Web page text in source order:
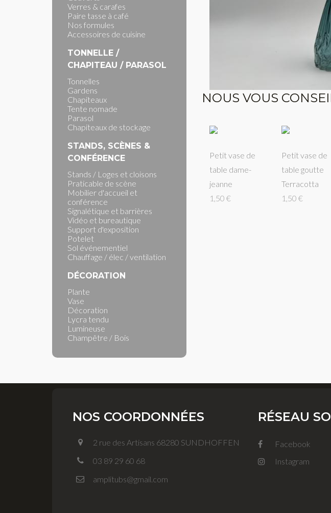
Verres & carafes
Paire tasse à café
Nos formules
Accessoires de cuisine
TONNELLE /
CHAPITEAU / PARASOL
Tonnelles
Gardens
Chapiteaux
Tente nomade
Parasol
Chapiteaux de stockage
STANDS, SCÈNES &
CONFÉRENCE
Stands / Loges et cloisons
Praticable de scène
Mobilier d'accueil et
conférence
Signalétique et barrières
Vidéo et bureautique
Support d'exposition
Potelet
Sol événementiel
Chauffage / élec / ventilation
DÉCORATION
Plante
Vase
Décoration
Lycra tendu
Lumineuse
Champêtre / Bois
NOUS VOUS
Petit vase de
table dame-
jeanne
1,50 €
Petit vase de
table goutte
Terracotta
1,50 €
NOS COORDONNÉES
2 rue des Artisans 68280 SUNDHOFFEN
03 89 29 60 68
amplitubs@gmail.com
RÉSEAU
Facebook
Instagram